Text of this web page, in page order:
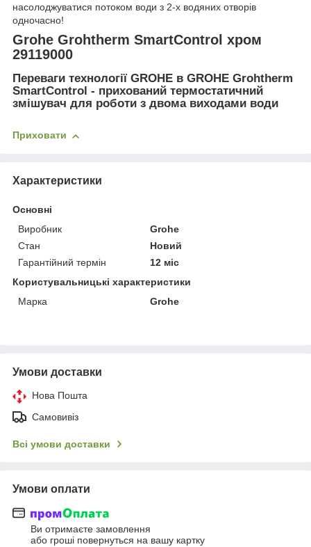
насолоджуватися потоком води з 2-х водяних отворів
одночасно!
Grohe Grohtherm SmartControl хром
29119000
Переваги технології GROHE в GROHE Grohtherm
SmartControl - прихований термостатичний
змішувач для роботи з двома виходами води
Приховати
Характеристики
Основні
Виробник
Grohe
Стан
Новий
Гарантійний термін
12 міс
Користувальницькі характеристики
Марка
Grohe
Умови доставки
Нова Пошта
Самовивіз
Всі умови доставки
Умови оплати
Ви отримаєте замовлення
або гроші повернуться на вашу картку